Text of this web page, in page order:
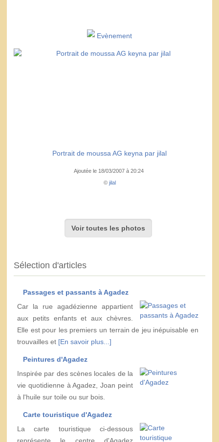
Evènement
Portrait de moussa AG keyna par jilal
Ajoutée le 18/03/2007 à 20:24
© jilal
Voir toutes les photos
Sélection d'articles
Passages et passants à Agadez
Car la rue agadézienne appartient
aux petits enfants et aux chèvres.
Elle est pour les premiers un terrain de jeu inépuisable en
trouvailles et [En savoir plus...]
Peintures d'Agadez
Inspirée par des scènes locales de la
vie quotidienne à Agadez, Joan peint
à l'huile sur toile ou sur bois.
Carte touristique d'Agadez
La carte touristique ci-dessous